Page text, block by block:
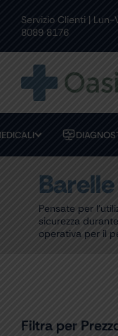
content
Servizio Clienti |
8089 8176
RESI FACILI
Pensate per
sicurezza
operativa per il
Filtra per